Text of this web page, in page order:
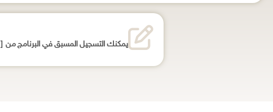
يمكنك التسجيل المسبق في البرنامج من [